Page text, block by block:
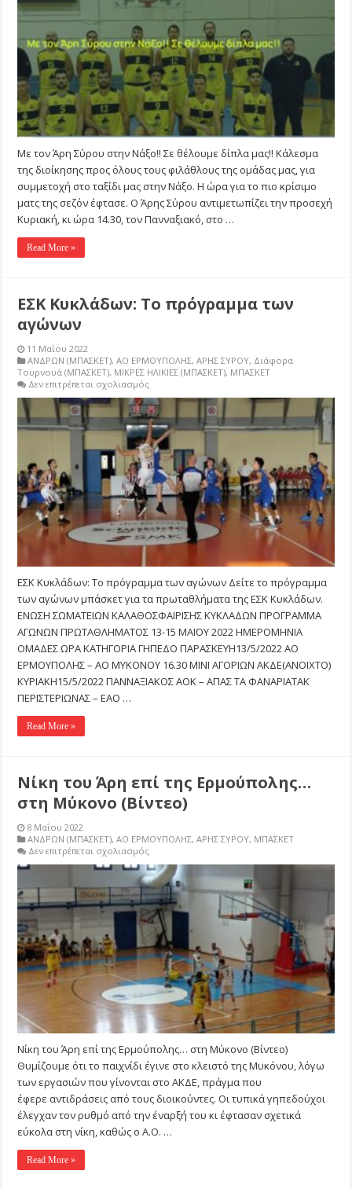
Νάξο!!
Σε
θέλουμε
δίπλα
μας!!
Με τον Άρη Σύρου στην Νάξο!! Σε θέλουμε δίπλα μας!! Κάλεσμα
της διοίκησης προς όλους τους φιλάθλους της ομάδας μας, για
συμμετοχή στο ταξίδι μας στην Νάξο. Η ώρα για το πιο κρίσιμο
ματς της σεζόν έφτασε. Ο Άρης Σύρου αντιμετωπίζει την προσεχή
Κυριακή, κι ώρα 14.30, τον Πανναξιακό, στο …
Read More »
ΕΣΚ Κυκλάδων: Το πρόγραμμα των
αγώνων
11 Μαΐου 2022
ΑΝΔΡΩΝ (ΜΠΑΣΚΕΤ),ΑΟ ΕΡΜΟΥΠΟΛΗΣ,ΑΡΗΣ ΣΥΡΟΥ, Διάφορα
Τουρνουά (ΜΠΑΣΚΕΤ), ΜΙΚΡΕΣ ΗΛΙΚΙΕΣ (ΜΠΑΣΚΕΤ), ΜΠΑΣΚΕΤ
Δεν επιτρέπεται σχολιασμόςστο
ΕΣΚ
Κυκλάδων:
Το
πρόγραμμα
των
αγώνων
ΕΣΚ Κυκλάδων: Το πρόγραμμα των αγώνων Δείτε το πρόγραμμα
των αγώνων μπάσκετ για τα πρωταθλήματα της ΕΣΚ Κυκλάδων.
ΕΝΩΣΗ ΣΩΜΑΤΕΙΩΝ ΚΑΛΑΘΟΣΦΑΙΡΙΣΗΣ ΚΥΚΛΑΔΩΝ ΠΡΟΓΡΑΜΜΑ
ΑΓΩΝΩΝ ΠΡΩΤΑΘΛΗΜΑΤΟΣ 13-15 ΜΑΪΟΥ 2022 ΗΜΕΡΟΜΗΝΙΑ
ΟΜΑΔΕΣ ΩΡΑ ΚΑΤΗΓΟΡΙΑ ΓΗΠΕΔΟ ΠΑΡΑΣΚΕΥΗ13/5/2022 ΑΟ
ΕΡΜΟΥΠΟΛΗΣ – ΑΟ ΜΥΚΟΝΟΥ 16.30 ΜΙΝΙ ΑΓΟΡΙΩΝ ΑΚΔΕ(ΑΝΟΙΧΤΟ)
ΚΥΡΙΑΚΗ15/5/2022 ΠΑΝΝΑΞΙΑΚΟΣ ΑΟΚ – ΑΠΑΣ ΤΑ ΦΑΝΑΡΙΑΤΑΚ
ΠΕΡΙΣΤΕΡΙΩΝΑΣ – ΕΑΟ …
Read More »
Νίκη του Άρη επί της Ερμούπολης…
στη Μύκονο (Βίντεο)
8 Μαΐου 2022
ΑΝΔΡΩΝ (ΜΠΑΣΚΕΤ),ΑΟ ΕΡΜΟΥΠΟΛΗΣ,ΑΡΗΣ ΣΥΡΟΥ, ΜΠΑΣΚΕΤ
Δεν επιτρέπεται σχολιασμόςστο
του
Άρη
επί
της
Ερμούπολης…
στη
Μύκονο
(Βίντεο)
Νίκη του Άρη επί της Ερμούπολης… στη Μύκονο (Βίντεο)
Θυμίζουμε ότι το παιχνίδι έγινε στο κλειστό της Μυκόνου, λόγω
των εργασιών που γίνονται στο ΑΚΔΕ, πράγμα που
έφερε αντιδράσεις από τους διοικούντες. Οι τυπικά γηπεδούχοι
έλεγχαν τον ρυθμό από την έναρξή του κι έφτασαν σχετικά
εύκολα στη νίκη, καθώς ο Α.Ο. …
Read More »